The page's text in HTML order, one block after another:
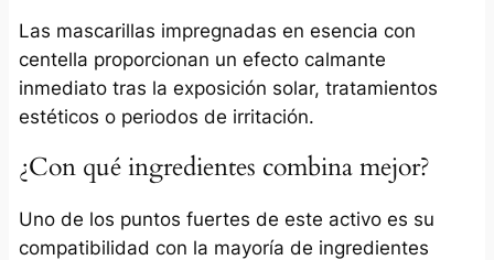
Las mascarillas impregnadas en esencia con
centella proporcionan un efecto calmante
inmediato tras la exposición solar, tratamientos
estéticos o periodos de irritación.
¿Con qué ingredientes combina mejor?
Uno de los puntos fuertes de este activo es su
compatibilidad con la mayoría de ingredientes